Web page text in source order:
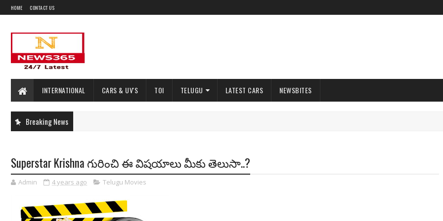
HOME CONTACT US
INTERNATIONAL CARS & UV'S TOI TELUGU LATEST CARS NEWSBITES
Breaking News
Superstar Krishna గురించి ఈ విషయాలు మీకు తెలుసా..?
Admin 4 years ago Telugu Movies